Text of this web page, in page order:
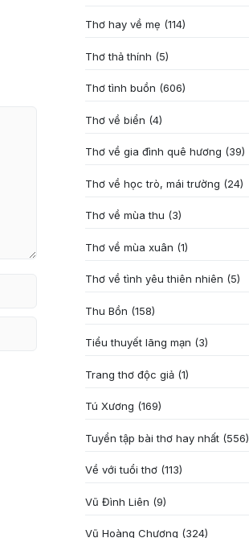
Thơ hay về mẹ (114)
Thơ thả thính (5)
Thơ tình buồn (606)
Thơ về biển (4)
Thơ về gia đình quê hương (39)
Thơ về học trò, mái trường (24)
Thơ về mùa thu (3)
Thơ về mùa xuân (1)
Thơ về tình yêu thiên nhiên (5)
Thu Bồn (158)
Tiểu thuyết lãng mạn (3)
Trang thơ độc giả (1)
Tú Xương (169)
Tuyển tập bài thơ hay nhất (556)
Về với tuổi thơ (113)
Vũ Đình Liên (9)
Vũ Hoàng Chương (324)